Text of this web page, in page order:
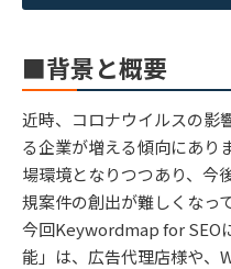
■背景と概要
近時、コロナウイルスの影
る企業が増える傾向にあり
場環境となりつつあり、今
規案件の創出が難しくなっ
今回Keywordmap for SEO
能」は、広告代理店様や、